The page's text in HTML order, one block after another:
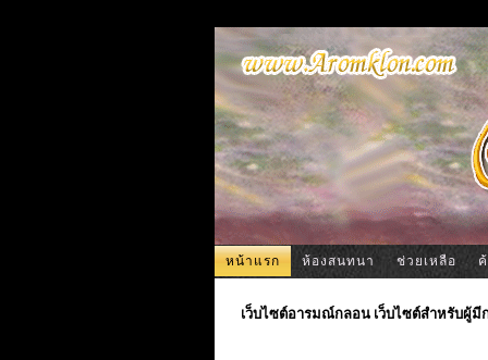
หน้าแรก ห้องสนทนา ช่วยเหลือ
เว็บไซต์อารมณ์กลอน เว็บไซต์สำหรับผู้มี